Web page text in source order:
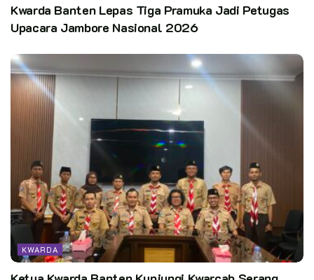
Kwarda Banten Lepas Tiga Pramuka Jadi Petugas
Upacara Jambore Nasional 2026
KWARDA